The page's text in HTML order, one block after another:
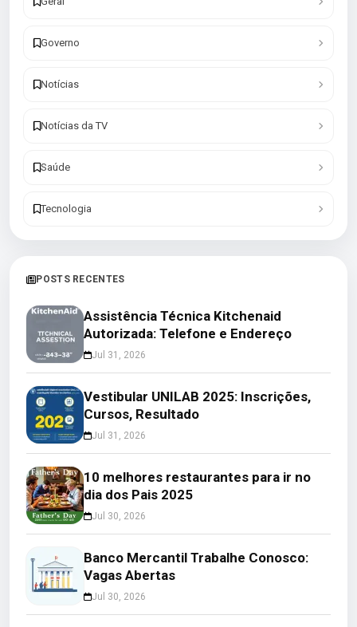
Governo
Notícias
Notícias da TV
Saúde
Tecnologia
POSTS RECENTES
Assistência Técnica Kitchenaid
Autorizada: Telefone e Endereço
Jul 31, 2026
Vestibular UNILAB 2025: Inscrições,
Cursos, Resultado
Jul 31, 2026
10 melhores restaurantes para ir no
dia dos Pais 2025
Jul 30, 2026
Banco Mercantil Trabalhe Conosco:
Vagas Abertas
Jul 30, 2026